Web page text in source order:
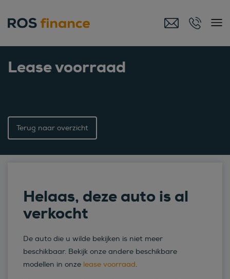
Lease voorraad
Terug naar overzicht
Helaas, deze auto is al
verkocht
De auto die u wilde bekijken is niet meer
beschikbaar. Bekijk onze andere beschikbare
modellen in onze lease voorraad.